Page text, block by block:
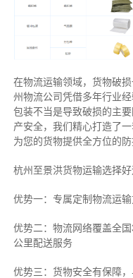
在物流运输领域，货物破
州物流公司凭借多年行业
包装不当是导致破损的主
产安全，我们精心打造了
为您的货物提供全方位的防
杭州至景洪货物运输选择
优势一：专属定制物流运
优势二：物流网络覆盖全
公里配送服务
优势三：货物安全有保障